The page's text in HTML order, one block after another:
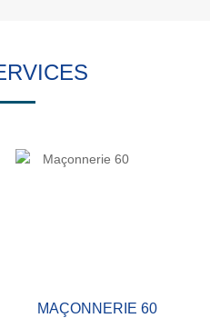
MAÇONNERIE 60